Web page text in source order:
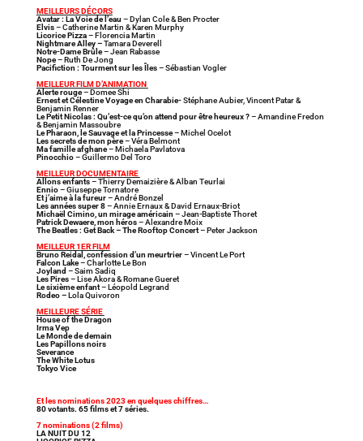
MEILLEURS DÉCORS
Avatar : La Voie de l’eau – Dylan Cole & Ben Procter
Elvis– Catherine Martin & Karen Murphy
Licorice Pizza– Florencia Martin
Nightmare Alley –Tamara Deverell
Notre-Dame Brûle– Jean Rabasse
Nope– Ruth De Jong
Pacifiction : Tourment sur les Îles– Sébastian Vogler
MEILLEUR FILM D’ANIMATION
Alerte rouge– Domee Shi
Ernest et Célestine Voyage en Charabie-Stéphane Aubier, Vincent Patar &
Benjamin Renner
Le Petit Nicolas : Qu’est-ce qu’on attend pour être heureux ?– Amandine Fredon
& Benjamin Massoubre
Le Pharaon, le Sauvage et la Princesse– Michel Ocelot
Les secrets de mon père– Véra Belmont
Ma famille afghane– Michaela Pavlatova
Pinocchio– Guillermo Del Toro
MEILLEUR DOCUMENTAIRE
Allons enfants– Thierry Demaizière & Alban Teurlai
Ennio– Giuseppe Tornatore
Et j’aime à la fureur– André Bonzel
Les années super 8– Annie Ernaux & David Ernaux-Briot
Michaël Cimino, un mirage américain – Jean-Baptiste Thoret
Patrick Dewaere, mon héros– Alexandre Moix
The Beatles : Get Back – The Rooftop Concert– Peter Jackson
MEILLEUR 1ER FILM
Bruno Reidal, confession d’un meurtrier– Vincent Le Port
Falcon Lake– Charlotte Le Bon
Joyland – Saim Sadiq
Les Pires– Lise Akora & Romane Gueret
Le sixième enfant– Léopold Legrand
Rodeo –Lola Quivoron
MEILLEURE SÉRIE
House of the Dragon
Irma Vep
Le Monde de demain
Les Papillons noirs
Severance
The White Lotus
Tokyo Vice
Et les nominations 2023 en quelques chiffres…
80 votants. 65 films et 7 séries.
7 nominations (2 films)
LA NUIT DU 12